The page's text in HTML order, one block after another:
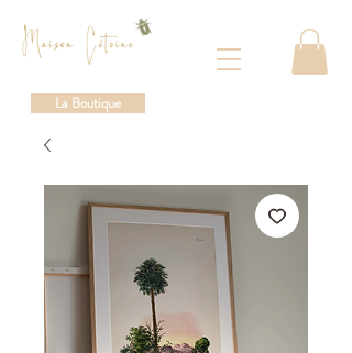
La Boutique